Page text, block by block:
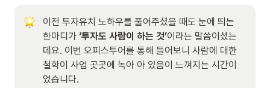
이전 투자유치 노하우를 풀어주셨을 때도 눈에 띄는
한마디가 ‘투자도 사람이 하는 것’이라는 말씀이셨는
데요. 이번 오피스투어를 통해 들어보니 사람에 대한
철학이 사업 곳곳에 녹아 아 있음이 느껴지는 시간이
었습니다.